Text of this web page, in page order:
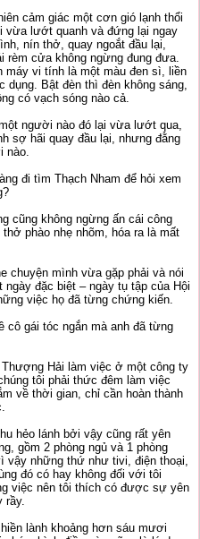
cảm giác một cơn gió lạnh thổi
lướt quanh và đứng lại ngay
nín thở, quay ngoắt đầu lại,
rèm cửa không ngừng đung đưa.
máy vi tính là một màu đen sì, liền
dụng. Bật đèn thì đèn không sáng,
có vạch sóng nào cả.
người nào đó lại vừa lướt qua,
sợ hãi quay đầu lại, nhưng đằng
nào.
đi tìm Thạch Nham để hỏi xem
cũng không ngừng ấn cái công
phào nhẹ nhõm, hóa ra là mất
chuyện mình vừa gặp phải và nói
đặc biệt – ngày tụ tập của Hội
việc họ đã từng chứng kiến.
cô gái tóc ngắn mà anh đã từng
Hải làm việc ở một công ty
tôi phải thức đêm làm việc
về thời gian, chỉ cần hoàn thành
hẻo lánh bởi vậy cũng rất yên
gồm 2 phòng ngủ và 1 phòng
vậy những thứ như tivi, điện thoại,
đó có hay không đối với tôi
việc nên tôi thích có được sự yên
rầy.
lành khoảng hơn sáu mươi